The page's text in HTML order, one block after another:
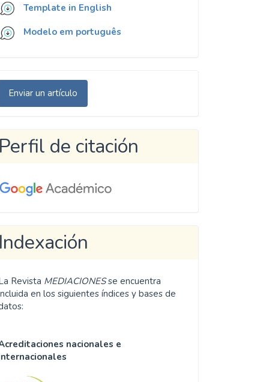
Template in English
Modelo em português
Enviar un artículo
Perfil de citación
Indexación
Revista MEDIACIONESse encuentra
en los siguientes índices y bases de
nacionales e